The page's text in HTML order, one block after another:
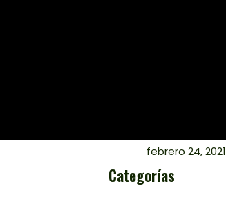
febrero 24, 2021
Categorías